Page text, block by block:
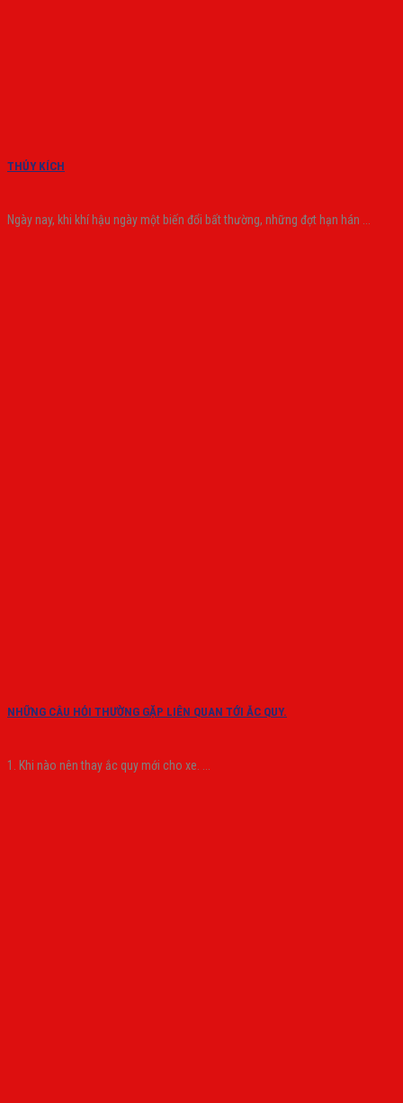
THỦY KÍCH
Ngày nay, khi khí hậu ngày một biến đổi bất thường, những đợt hạn hán ...
NHỮNG CÂU HỎI THƯỜNG GẶP LIÊN QUAN TỚI ẮC QUY.
1. Khi nào nên thay ắc quy mới cho xe. ...